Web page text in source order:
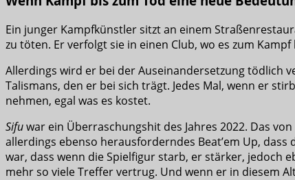
Ein junger Kampfkünstler sitzt an einem
zu töten. Er verfolgt sie in einen Club, wo es zum
Allerdings wird er bei der Auseinandersetzung tödlich
Talismans, den er bei sich trägt. Jedes Mal, wenn er
nehmen, egal was es kostet.
Sifuwar ein Überraschungshit des Jahres 2022. Das
allerdings ebenso herausforderndes Beat’em Up,
war, dass wenn die Spielfigur starb, er stärker, jedoch
mehr so viele Treffer vertrug. Und wenn er in diesem